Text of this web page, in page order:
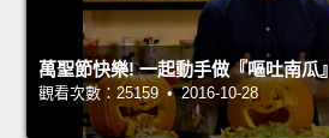
萬聖節快樂! 一起動手做『嘔吐南瓜』
觀看次數：25159 • 2016-10-28